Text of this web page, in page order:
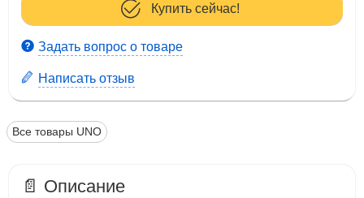
Купить сейчас!
Задать вопрос о товаре
Написать отзыв
Все товары UNO
📄 Описание